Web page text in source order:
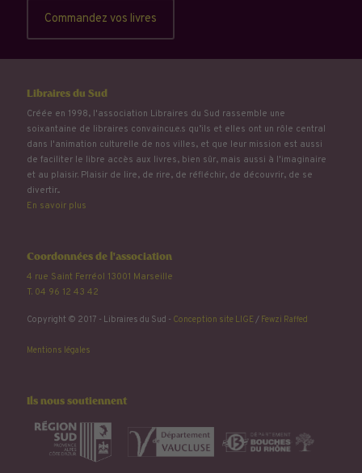
Commandez vos livres
Libraires du Sud
Créée en 1998, l'association Libraires du Sud rassemble une
soixantaine de libraires convaincu.e.s qu’ils et elles ont un rôle central
dans l'animation culturelle de nos villes, et que leur mission est aussi
de faciliter le libre accès aux livres, bien sûr, mais aussi à l'imaginaire
et au plaisir. Plaisir de lire, de rire, de réfléchir, de découvrir, de se
divertir...
En savoir plus
Coordonnées de l'association
4 rue Saint Ferréol 13001 Marseille
T. 04 96 12 43 42
Copyright © 2017 - Libraires du Sud - Conception site LIGE/ Fewzi Raffed
Mentions légales
Ils nous soutiennent